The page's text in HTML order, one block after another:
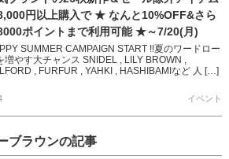
円以上購入で ★ なんと10%OFF&さら
ポイントまで利用可能 ★～7/20(月)
SUMMER CAMPAIGN START !!夏のワードロー
増やす大チャンス SNIDEL , LILY BROWN ,
, FURFUR , YAHKI , HASHIBAMIなど 人 […]
イベント
ラウンの記事